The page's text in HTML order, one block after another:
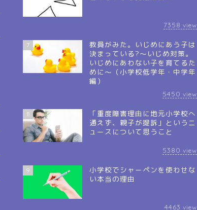
7358 view
7
教員がみた。いじめにあう子は
決まっている?～いじめ対策。
いじめにあわない子を育てるた
めに～（小学校低学年・中学年
編）
5450 view
8
「重度障害理由に地元小学校へ
通えず、親子が提訴」というニ
ュースについて思うこと
5380 view
9
小学校でシャーペンを使わせな
い本当の理由
4463 view